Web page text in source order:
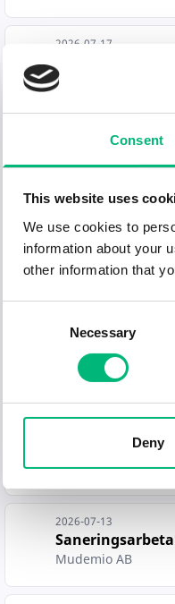
Consent
This website uses
We use cookies to
information about your
other information that
Necessary
Deny
2026-07-17
Aleja AB
2026-07-17
Aleja AB
2026-07-17
Sanerare/Extra/
Aleja AB
Sanerare/Extra/
Aleja AB
2026-07-17
Skadeservice
2026-07-13
Mudemio AB